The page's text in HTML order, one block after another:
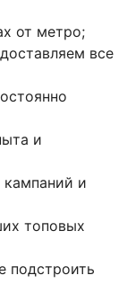
от метро;
все
и
и
топовых
подстроить